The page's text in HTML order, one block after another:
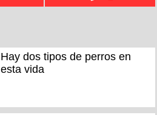
Hay dos tipos de perros en
esta vida